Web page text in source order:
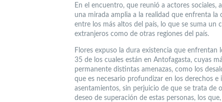
En el encuentro, que reunió a actores sociales,
una mirada amplia a la realidad que enfrenta
entre los más altos del país, lo que se suma un
extranjeros como de otras regiones del país.
Flores expuso la dura existencia que
35 de los cuales están en Antofagasta, cuyas
permanente distintas amenazas, como los
que es necesario profundizar en los derechos e
asentamientos, sin perjuicio de que se trata de
deseo de superación de estas personas, los